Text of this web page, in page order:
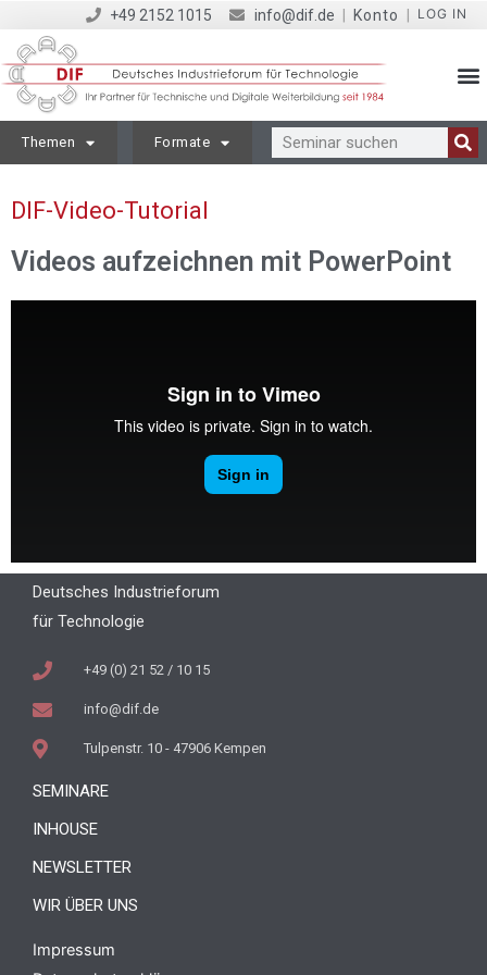
+49 2152 1015 info@dif.de Konto LOG IN
Themen Formate
DIF-Video-Tutorial
Videos aufzeichnen mit PowerPoint
Deutsches Industrieforum
für Technologie
+49 (0) 21 52 / 10 15
info@dif.de
Tulpenstr. 10 - 47906 Kempen
SEMINARE
INHOUSE
NEWSLETTER
WIR ÜBER UNS
Impressum